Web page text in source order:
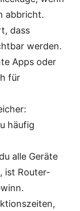
abbricht.
dass
werden.
Apps oder
für
häufig
alle Geräte
ist Router-